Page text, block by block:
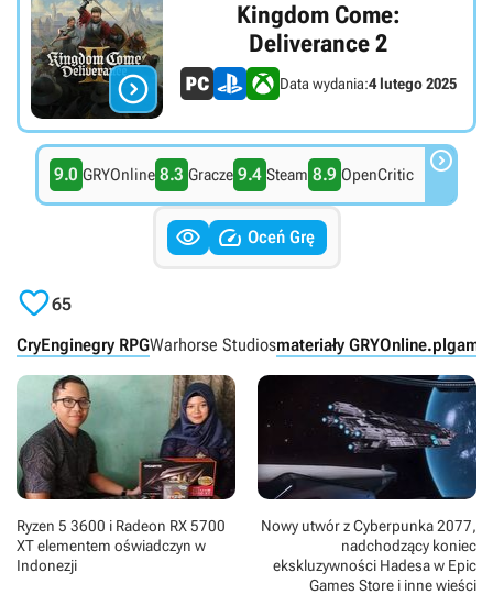

Kingdom Come:
Deliverance 2
Data wydania:4 lutego 2025
9.0 GRYOnline 8.3 Gracze 9.4 Steam 8.9 OpenCritic 
  Oceń Grę
65
CryEnginegry RPGWarhorse Studiosmateriały GRYOnline.pl
Ryzen 5 3600 i Radeon RX 5700
XT elementem oświadczyn w
Indonezji
Nowy utwór z Cyberpunka 2077,
nadchodzący koniec
ekskluzywności Hadesa w Epic
Games Store i inne wieści